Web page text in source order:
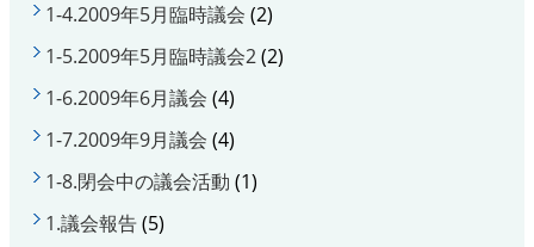
1-4.2009年5月臨時議会 (2)
1-5.2009年5月臨時議会2(2)
1-6.2009年6月議会 (4)
1-7.2009年9月議会 (4)
1-8.閉会中の議会活動 (1)
1.議会報告(5)